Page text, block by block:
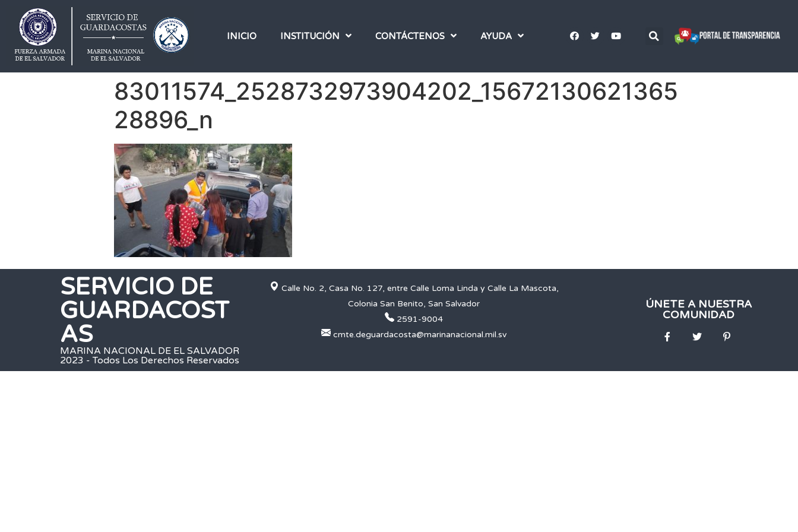
INICIO INSTITUCIÓN CONTÁCTENOS AYUDA
83011574_2528732973904202_15672130621365
28896_n
SERVICIO DE
GUARDACOST
AS
MARINA NACIONAL DE EL SALVADOR
2023 - Todos Los Derechos Reservados
Calle No. 2, Casa No. 127, entre Calle Loma Linda y Calle La Mascota,
Colonia San Benito, San Salvador
2591-9004
cmte.deguardacosta@marinanacional.mil.sv
ÚNETE A NUESTRA
COMUNIDAD